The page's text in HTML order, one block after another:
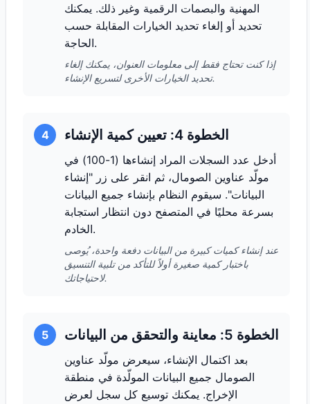
المهنية والبصمات الرقمية وغير ذلك. يمكنك
تحديد أو إلغاء تحديد الخيارات المقابلة حسب
الحاجة.
إذا كنت تحتاج فقط إلى معلومات العنوان، يمكنك إلغاء
تحديد الخيارات الأخرى لتسريع الإنشاء.
4 الخطوة 4: تعيين كمية الإنشاء
أدخل عدد السجلات المراد إنشاءها (1-100) في
مولّد عناوين الصومال، ثم انقر على زر "إنشاء
البيانات". سيقوم النظام بإنشاء جميع البيانات
بسرعة محليًا في المتصفح دون انتظار استجابة
الخادم.
عند إنشاء كميات كبيرة من البيانات دفعة واحدة، يُوصى
باختبار كمية صغيرة أولاً للتأكد من تلبية التنسيق
لاحتياجاتك.
5 الخطوة 5: معاينة والتحقق من البيانات
بعد اكتمال الإنشاء، سيعرض مولّد عناوين
الصومال جميع البيانات المولّدة في منطقة
الإخراج. يمكنك توسيع كل سجل لعرض